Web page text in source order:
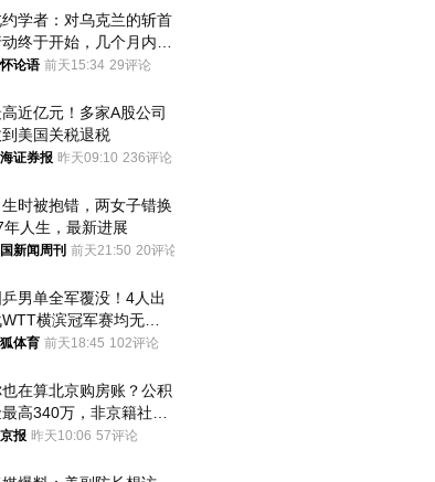
学者：对乌克兰的斩首
终于开始，几个月内乌
投降
论语 前天15:34 29评论
近亿元！多家A股公司
美国关税退税
证券报 昨天09:10 236评论
时被抱错，两女子错换
年人生，最新进展
新闻周刊 前天21:50 20评论
乒男单全军覆没！4人出
横滨冠军赛均无缘
体育 前天18:45 102评论
在算北京购房账？公积
高340万，非京籍社保
报 昨天10:06 57评论